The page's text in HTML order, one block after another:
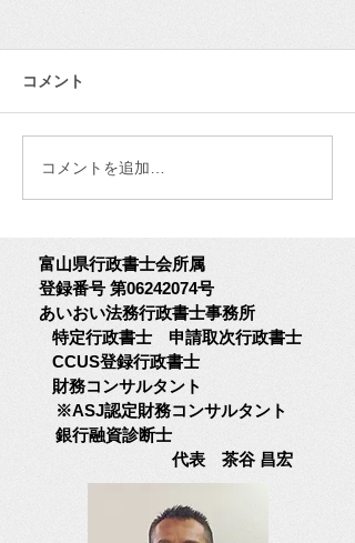
第１回：ニュースから学ぶ経
営の備え ～決済サービスのニ
ュースから考える「資金の流
れ」の備え～ クレジットカー
産業省は影響を受ける中小企
業・小規模事業者に対し、日
本政策金融公庫や信用保証協
会などを通じた資金繰り支援
を実施すると発表しました。
今回の支援は、影響を受けた
事業者にとって大切な制度で
す。 一方で、このニュースか
ら私たちが考えたいのは、
「自
コメント
コメントを追加…
富山県行政書士会所属
登録番号 第06242074号
あいおい法務行政書士事務所
特定行政書士 申請取次行政書士
CCUS登録行政書士
財務コンサルタント
※ASJ認定財務コンサルタント
銀行融資診断士
代表 茶谷 昌宏